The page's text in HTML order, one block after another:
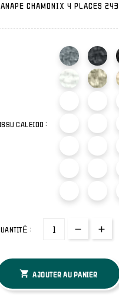
CHAMONIX 4 PLACES 243
CALEIDO :
:
 AJOUTER AU PANIER